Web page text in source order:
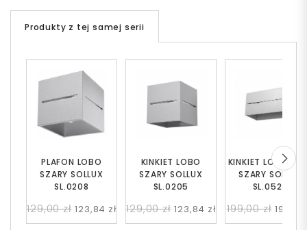
Produkty z tej samej serii
PLAFON LOBO
SZARY SOLLUX
SL.0208
129,00 zł 123,84 zł
KINKIET LOBO
SZARY SOLLUX
SL.0205
129,00 zł 123,84 zł
KINKIET LOBO
SZARY SOLLUX
SL.0529
199,00 zł 191,04